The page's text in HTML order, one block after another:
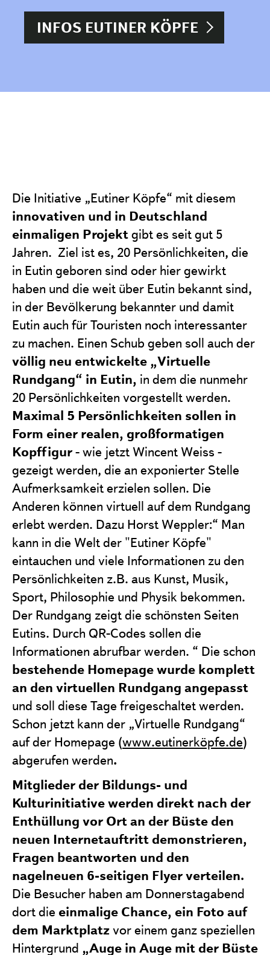
INFOS EUTINER KÖPFE
Die Initiative „Eutiner Köpfe“ mit diesem
innovativen und in Deutschland
einmaligen Projektgibt es seit gut 5
Jahren. Ziel ist es, 20 Persönlichkeiten, die
in Eutin geboren sind oder hier gewirkt
haben und die weit über Eutin bekannt sind,
in der Bevölkerung bekannter und damit
Eutin auch für Touristen noch interessanter
zu machen. Einen Schub geben soll auch der
völlig neu entwickelte „Virtuelle
Rundgang“ in Eutin, in dem die nunmehr
20 Persönlichkeiten vorgestellt werden.
Maximal 5 Persönlichkeiten sollen in
Form einer realen, großformatigen
Kopffigur- wie jetzt Wincent Weiss -
gezeigt werden, die an exponierter Stelle
Aufmerksamkeit erzielen sollen. Die
Anderen können virtuell auf dem Rundgang
erlebt werden. Dazu Horst Weppler:“ Man
kann in die Welt der "Eutiner Köpfe"
eintauchen und viele Informationen zu den
Persönlichkeiten z.B. aus Kunst, Musik,
Sport, Philosophie und Physik bekommen.
Der Rundgang zeigt die schönsten Seiten
Eutins. Durch QR-Codes sollen die
Informationen abrufbar werden. “ Die schon
bestehende Homepage wurde komplett
an den virtuellen Rundgang angepasst
und soll diese Tage freigeschaltet werden.
Schon jetzt kann der „Virtuelle Rundgang“
auf der Homepage (www.eutinerköpfe.de)
abgerufen werden.
Mitglieder der Bildungs- und
Kulturinitiative werden direkt nach der
Enthüllung vor Ort an der Büste den
neuen Internetauftritt demonstrieren,
Fragen beantworten und den
nagelneuen 6-seitigen Flyer verteilen.
Die Besucher haben am Donnerstagabend
dort die einmalige Chance, ein Foto auf
dem Marktplatzvor einem ganz speziellen
Hintergrund „Auge in Auge mit der Büste